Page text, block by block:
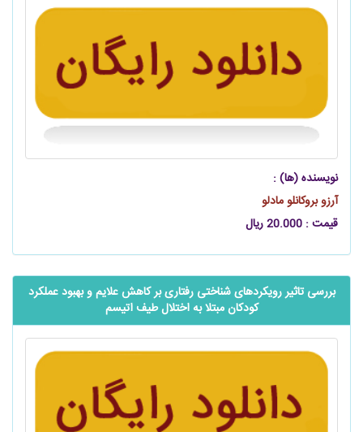
نویسنده (ها) :
آرزو بروکانلو مادلو
قیمت : 20.000 ریال
بررسی تاثیر رویکردهای شناختی رفتاری بر کاهش علایم و بهبود عملکرد
کودکان مبتلا به اختلال طیف اتیسم